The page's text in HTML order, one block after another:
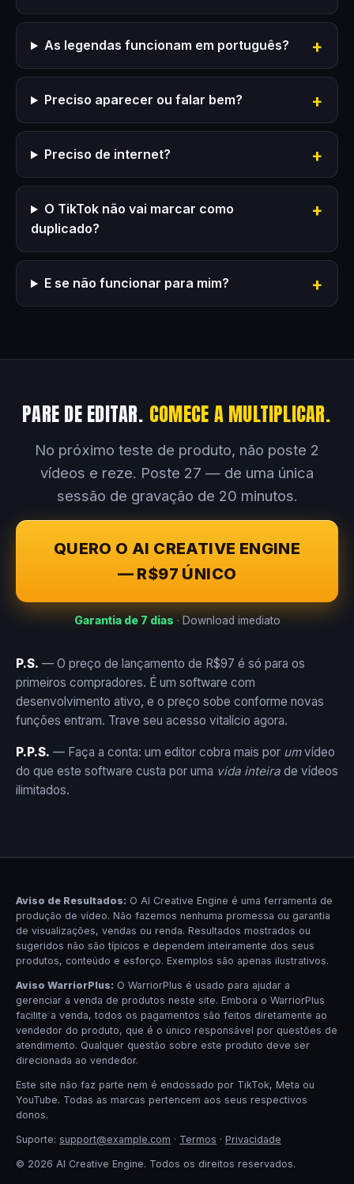
As legendas funcionam em português?
Preciso aparecer ou falar bem?
Preciso de internet?
O TikTok não vai marcar como
duplicado?
E se não funcionar para mim?
PARE DE EDITAR. COMECE A MULTIPLICAR.
No próximo teste de produto, não poste 2
vídeos e reze. Poste 27 — de uma única
sessão de gravação de 20 minutos.
QUERO O AI CREATIVE ENGINE
— R$97 ÚNICO
Garantia de 7 dias · Download imediato
P.S. — O preço de lançamento de R$97 é só para os
primeiros compradores. É um software com
desenvolvimento ativo, e o preço sobe conforme novas
funções entram. Trave seu acesso vitalício agora.
P.P.S. — Faça a conta: um editor cobra mais por umvídeo
do que este software custa por uma vida inteira de vídeos
ilimitados.
Aviso de Resultados: O AI Creative Engine é uma ferramenta de
produção de vídeo. Não fazemos nenhuma promessa ou garantia
de visualizações, vendas ou renda. Resultados mostrados ou
sugeridos não são típicos e dependem inteiramente dos seus
produtos, conteúdo e esforço. Exemplos são apenas ilustrativos.
Aviso WarriorPlus: O WarriorPlus é usado para ajudar a
gerenciar a venda de produtos neste site. Embora o WarriorPlus
facilite a venda, todos os pagamentos são feitos diretamente ao
vendedor do produto, que é o único responsável por questões de
atendimento. Qualquer questão sobre este produto deve ser
direcionada ao vendedor.
Este site não faz parte nem é endossado por TikTok, Meta ou
YouTube. Todas as marcas pertencem aos seus respectivos
donos.
Suporte: support@example.com · Termos · Privacidade
© 2026 AI Creative Engine. Todos os direitos reservados.